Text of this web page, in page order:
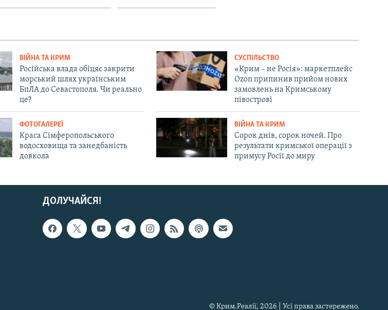
ВІЙНА ТА КРИМ
Російська влада обіцяє закрити
морський шлях українським
БпЛА до Севастополя. Чи реально
це?
СУСПІЛЬСТВО
«Крим – не Росія»: маркетплейс
Ozon припинив прийом нових
замовлень на Кримському
півострові
ФОТОГАЛЕРЕЇ
Краса Сімферопольського
водосховища та занедбаність
довкола
ВІЙНА ТА КРИМ
Сорок днів, сорок ночей. Про
результати кримської операції з
примусу Росії до миру
ДОЛУЧАЙСЯ!
© Крим.Реалії, 2026 | Усі права застережено.